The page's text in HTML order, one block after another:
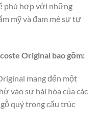
phù hợp với những
mỹ và đam mê sự tự
Original bao gồm:
mang đến một
vào sự hài hòa của các
quý trong cấu trúc